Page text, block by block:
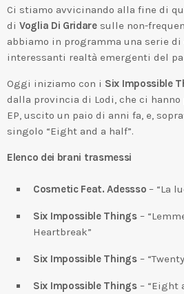
Ci stiamo avvicinando alla fine di
di Voglia Di Gridaresulle non-
abbiamo in programma una serie
interessanti realtà emergenti del
Oggi iniziamo con i Six Impossible
dalla provincia di Lodi, che ci
EP, uscito un paio di anni fa, e,
singolo “Eight and a half”.
Elenco dei brani trasmessi
Cosmetic Feat. Adessso – “La
Six Impossible Things–
Heartbreak”
Six Impossible Things–
Six Impossible Things– “Eight